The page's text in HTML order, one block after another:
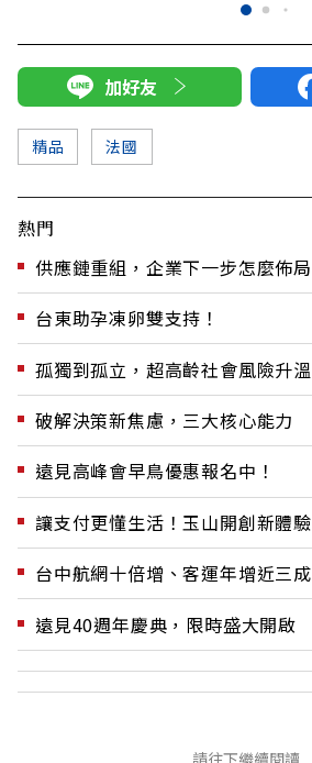
加好友
精品 法國
熱門
供應鏈重組，企業下一步怎麼佈局
台東助孕凍卵雙支持！
孤獨到孤立，超高齡社會風險升溫
破解決策新焦慮，三大核心能力
遠見高峰會早鳥優惠報名中！
讓支付更懂生活！玉山開創新體驗
台中航網十倍增、客運年增近三成
遠見40週年慶典，限時盛大開啟
請往下繼續閱讀